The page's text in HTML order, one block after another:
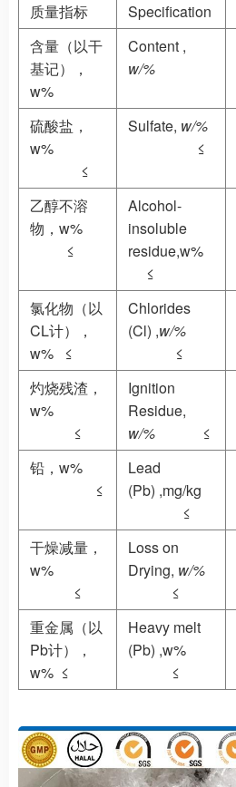
质量指标 Specification
含量（以干
基记），
w%
Content ,
w/%
硫酸盐，
w%
≤
Sulfate, w/%
≤
乙醇不溶
物，w%
≤
Alcohol-
insoluble
residue,w%
≤
氯化物（以
CL计），
w% ≤
Chlorides
(Cl) ,w/%
≤
灼烧残渣，
w%
≤
Ignition
Residue,
w/%
≤
铅，w%
≤
Lead
(Pb) ,mg/kg
≤
干燥减量，
w%
≤
Loss on
Drying, w/%
≤
重金属（以
Pb计），
w% ≤
Heavy melt
(Pb) ,w%
≤